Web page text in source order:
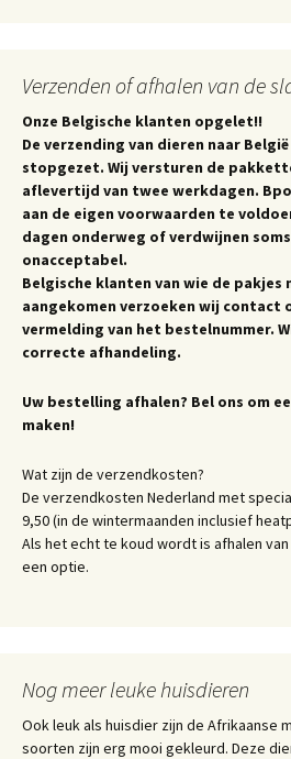
Verzenden of afhalen van de
Onze Belgische klanten opgelet!!
De verzending van dieren naar
stopgezet. Wij versturen de
aflevertijd van twee werkdagen.
aan de eigen voorwaarden te
dagen onderweg of verdwijnen
onacceptabel.
Belgische klanten van wie de
aangekomen verzoeken wij contact
vermelding van het bestelnummer.
correcte afhandeling.
Uw bestelling afhalen? Bel ons om
maken!
Wat zijn de verzendkosten?
De verzendkosten Nederland met
9,50 (in de wintermaanden inclusief
Als het echt te koud wordt is afhalen
een optie.
Nog meer leuke huisdieren
Ook leuk als huisdier zijn de Afrikaanse
soorten zijn erg mooi gekleurd. Deze